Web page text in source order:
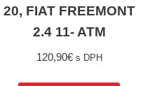
20, FIAT FREEMONT
2.4 11- ATM
120,90€ s DPH